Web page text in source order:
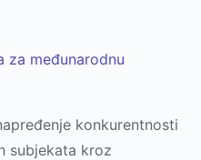
za međunarodnu
konkurentnosti
subjekata kroz